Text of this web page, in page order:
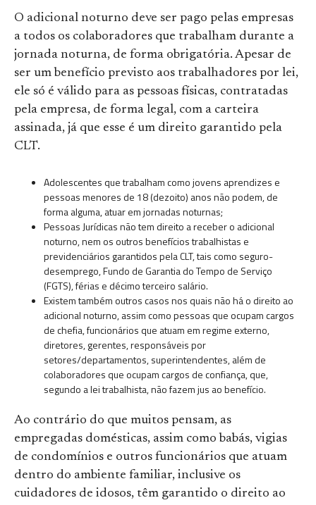
O adicional noturno deve ser pago pelas empresas
a todos os colaboradores que trabalham durante a
jornada noturna, de forma obrigatória. Apesar de
ser um benefício previsto aos trabalhadores por lei,
ele só é válido para as pessoas físicas, contratadas
pela empresa, de forma legal, com a carteira
assinada, já que esse é um direito garantido pela
CLT.
Adolescentes que trabalham como jovens aprendizes e
pessoas menores de 18 (dezoito) anos não podem, de
forma alguma, atuar em jornadas noturnas;
Pessoas Jurídicas não tem direito a receber o adicional
noturno, nem os outros benefícios trabalhistas e
previdenciários garantidos pela CLT, tais como seguro-
desemprego, Fundo de Garantia do Tempo de Serviço
(FGTS), férias e décimo terceiro salário.
Existem também outros casos nos quais não há o direito ao
adicional noturno, assim como pessoas que ocupam cargos
de chefia, funcionários que atuam em regime externo,
diretores, gerentes, responsáveis por
setores/departamentos, superintendentes, além de
colaboradores que ocupam cargos de confiança, que,
segundo a lei trabalhista, não fazem jus ao benefício.
Ao contrário do que muitos pensam, as
empregadas domésticas, assim como babás, vigias
de condomínios e outros funcionários que atuam
dentro do ambiente familiar, inclusive os
cuidadores de idosos, têm garantido o direito ao